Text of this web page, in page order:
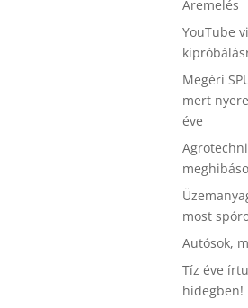
Áremelés
YouTube
Megéri
mert
éve
most
Autósok,
Tíz éve
hidegben!